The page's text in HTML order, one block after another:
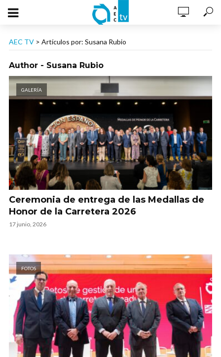
AEC TV > Artículos por: Susana Rubio
Author - Susana Rubio
GALERÍA
Ceremonia de entrega de las Medallas de
Honor de la Carretera 2026
17 junio, 2026
FOTOS